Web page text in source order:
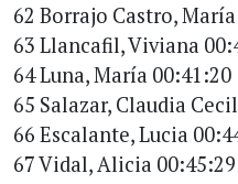
62 Borrajo Castro,
63 Llancafil, Viviana
64 Luna, María 00:41:20
65 Salazar, Claudia
66 Escalante, Lucia
67 Vidal, Alicia 00:45:29